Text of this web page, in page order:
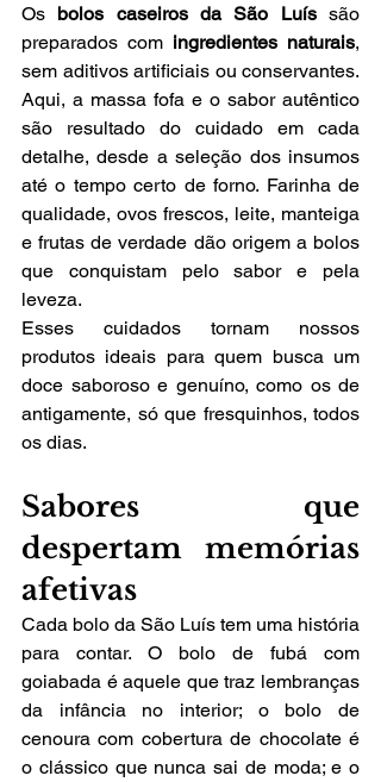
Os bolos caseiros da São Luís são
preparados com ingredientes naturais,
sem aditivos artificiais ou conservantes.
Aqui, a massa fofa e o sabor autêntico
são resultado do cuidado em cada
detalhe, desde a seleção dos insumos
até o tempo certo de forno. Farinha de
qualidade, ovos frescos, leite, manteiga
e frutas de verdade dão origem a bolos
que conquistam pelo sabor e pela
leveza.
Esses cuidados tornam nossos
produtos ideais para quem busca um
doce saboroso e genuíno, como os de
antigamente, só que fresquinhos, todos
os dias.
Sabores que
despertam memórias
afetivas
Cada bolo da São Luís tem uma história
para contar. O bolo de fubá com
goiabada é aquele que traz lembranças
da infância no interior; o bolo de
cenoura com cobertura de chocolate é
o clássico que nunca sai de moda; e o